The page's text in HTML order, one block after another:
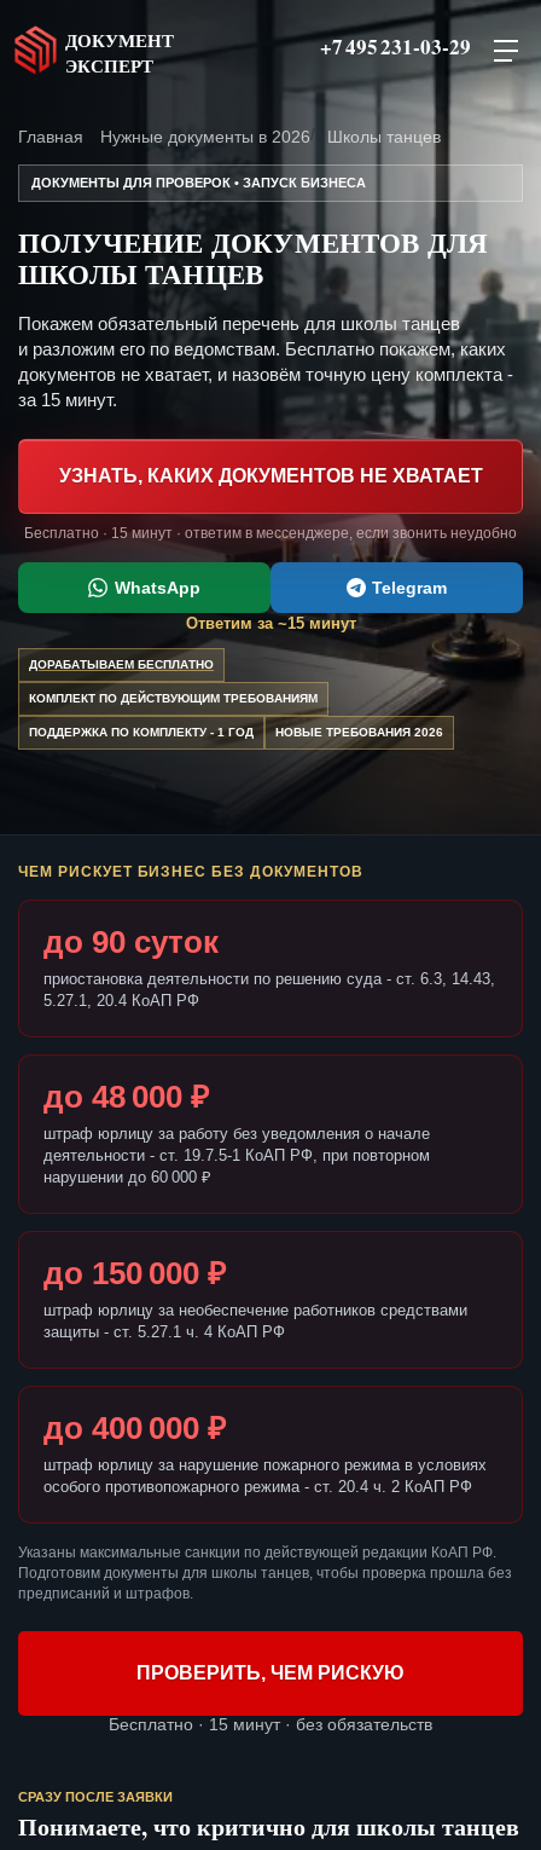
ДОКУМЕНТ
ЭКСПЕРТ
+7 495 231-03-29
Главная Нужные документы в 2026 Школы танцев
ДОКУМЕНТЫ ДЛЯ ПРОВЕРОК • ЗАПУСК БИЗНЕСА
ПОЛУЧЕНИЕ ДОКУМЕНТОВ ДЛЯ
ШКОЛЫ ТАНЦЕВ
Покажем обязательный перечень для школы танцев
и разложим его по ведомствам. Бесплатно покажем, каких
документов не хватает, и назовём точную цену комплекта -
за 15 минут.
УЗНАТЬ, КАКИХ ДОКУМЕНТОВ НЕ ХВАТАЕТ
Бесплатно · 15 минут · ответим в мессенджере, если звонить неудобно
WhatsApp Telegram
Ответим за ~15 минут
ДОРАБАТЫВАЕМ БЕСПЛАТНО
КОМПЛЕКТ ПО ДЕЙСТВУЮЩИМ ТРЕБОВАНИЯМ
ПОДДЕРЖКА ПО КОМПЛЕКТУ - 1 ГОД НОВЫЕ ТРЕБОВАНИЯ 2026
ЧЕМ РИСКУЕТ БИЗНЕС БЕЗ ДОКУМЕНТОВ
до 90 суток
приостановка деятельности по решению суда - ст. 6.3, 14.43,
5.27.1, 20.4 КоАП РФ
до 48 000 ₽
штраф юрлицу за работу без уведомления о начале
деятельности - ст. 19.7.5-1 КоАП РФ, при повторном
нарушении до 60 000 ₽
до 150 000 ₽
штраф юрлицу за необеспечение работников средствами
защиты - ст. 5.27.1 ч. 4 КоАП РФ
до 400 000 ₽
штраф юрлицу за нарушение пожарного режима в условиях
особого противопожарного режима - ст. 20.4 ч. 2 КоАП РФ
Указаны максимальные санкции по действующей редакции КоАП РФ.
Подготовим документы для школы танцев, чтобы проверка прошла без
предписаний и штрафов.
ПРОВЕРИТЬ, ЧЕМ РИСКУЮ
Бесплатно · 15 минут · без обязательств
СРАЗУ ПОСЛЕ ЗАЯВКИ
Понимаете, что критично для школы танцев